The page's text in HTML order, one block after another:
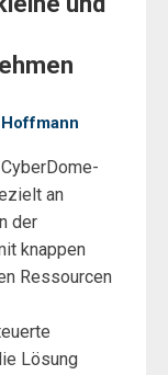
an
der
knappen
Ressourcen
Lösung